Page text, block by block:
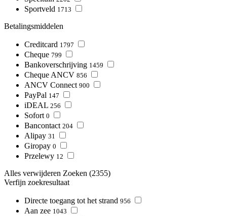
Sportveld 1713
Betalingsmiddelen
Creditcard 1797
Cheque 799
Bankoverschrijving 1459
Cheque ANCV 856
ANCV Connect 900
PayPal 147
iDEAL 256
Sofort 0
Bancontact 204
Alipay 31
Giropay 0
Przelewy 12
Alles verwijderen Zoeken (2355)
Verfijn zoekresultaat
Directe toegang tot het strand 956
Aan zee 1043